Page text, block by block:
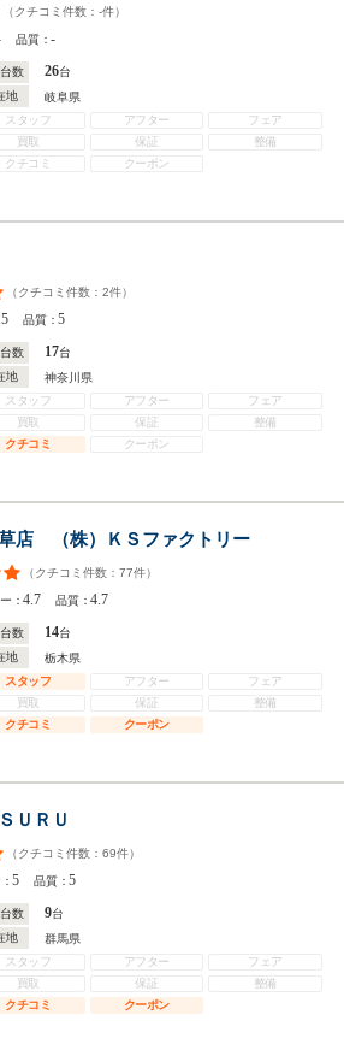
（クチコミ件数： -件）
品質：-
数 26台
地
岐阜県
スタッフ
アフター
フェア
買取
保証
整備
クチコミ
クーポン
（クチコミ件数： 2件）
5 品質：5
数 17台
地
神奈川県
スタッフ
アフター
フェア
買取
保証
整備
クチコミ
クーポン
店 （株）ＫＳファクトリー
（クチコミ件数： 77件）
：4.7 品質：4.7
数 14台
地
栃木県
スタッフ
アフター
フェア
買取
保証
整備
クチコミ
クーポン
ＵＲＵ
（クチコミ件数： 69件）
5 品質：5
数 9台
地
群馬県
スタッフ
アフター
フェア
買取
保証
整備
クチコミ
クーポン